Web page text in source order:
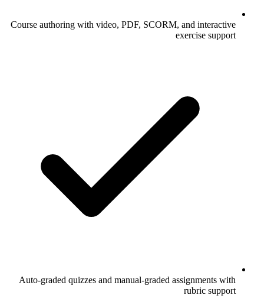
Course authoring with video, PDF, SCORM, and interactive
exercise support
Auto-graded quizzes and manual-graded assignments with
rubric support